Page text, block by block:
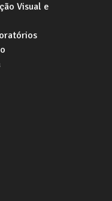
Visual e